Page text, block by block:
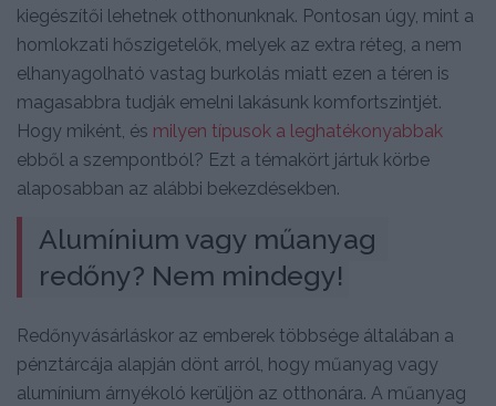
kiegészítői lehetnek otthonunknak. Pontosan úgy, mint a
homlokzati hőszigetelők, melyek az extra réteg, a nem
elhanyagolható vastag burkolás miatt ezen a téren is
magasabbra tudják emelni lakásunk komfortszintjét.
Hogy miként, és milyen típusok a leghatékonyabbak
ebből a szempontból? Ezt a témakört jártuk körbe
alaposabban az alábbi bekezdésekben.
Alumínium vagy műanyag
redőny? Nem mindegy!
Redőnyvásárláskor az emberek többsége általában a
pénztárcája alapján dönt arról, hogy műanyag vagy
alumínium árnyékoló kerüljön az otthonára. A műanyag